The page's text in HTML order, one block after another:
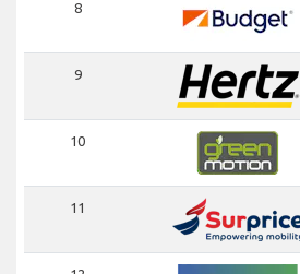
8
9
10
11